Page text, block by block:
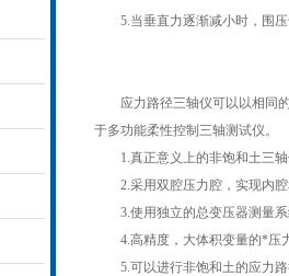
5.当垂直力逐渐减小时，围压
应力路径三轴仪可以以相同的
于多功能柔性控制三轴测试仪。
1.真正意义上的非饱和土三轴
2.采用双腔压力腔，实现内腔
3.使用独立的总变压器测量系
4.高精度，大体积变量的*压
5.可以进行非饱和土的应力路